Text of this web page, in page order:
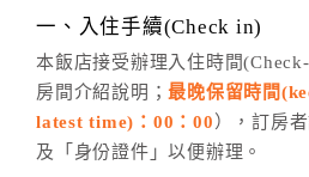
※非客服時間之申辦異動，皆為
五、客服時間
週一至週日，上午9:00～晚上
六、聯絡方式
一、入住手續(Check in)
本飯店接受辦理入住時間
房間介紹說明；最晚保留時間
latest time)：00：00 ），訂房
及「身份證件」以便辦理。